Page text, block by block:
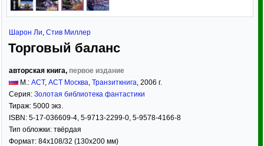
Шарон Ли, Стив Миллер
Торговый баланс
авторская книга, первое издание
М.: АСТ, АСТ Москва, Транзиткнига, 2006 г.
Серия: Золотая библиотека фантастики
Тираж: 5000 экз.
ISBN: 5-17-036609-4, 5-9713-2299-0, 5-9578-4166-8
Тип обложки: твёрдая
Формат: 84x108/32 (130x200 мм)